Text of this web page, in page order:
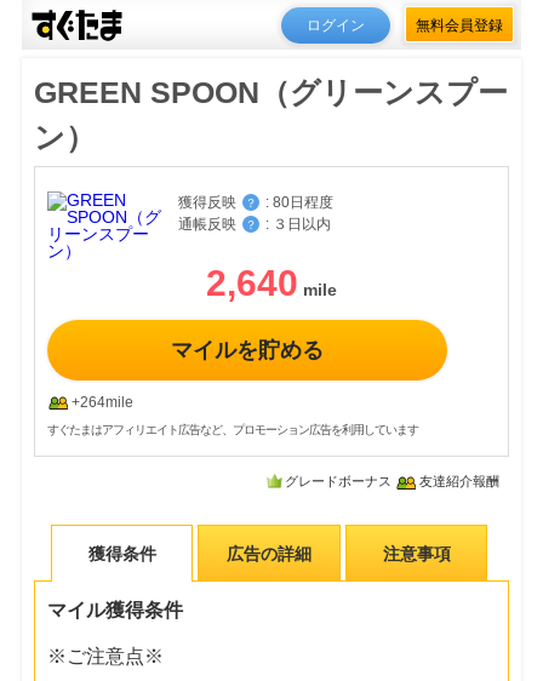
ログイン 無料会員登録
GREEN SPOON（グリーンスプー
ン）
獲得反映 ？ : 80日程度
通帳反映
？ : ３日以内
2,640
マイルを貯める
+264mile
すぐたまはアフィリエイト広告など、プロモーション広告を利用しています
グレードボーナス 友達紹介報酬
獲得条件 広告の詳細 注意事項
マイル獲得条件
※ご注意点※